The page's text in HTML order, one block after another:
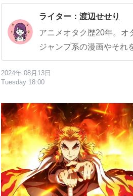
ライター： 渡辺せせり
アニメオタク歴20年。オ
ジャンプ系の漫画やそれ
2024年 08月13日
Tuesday 18:00